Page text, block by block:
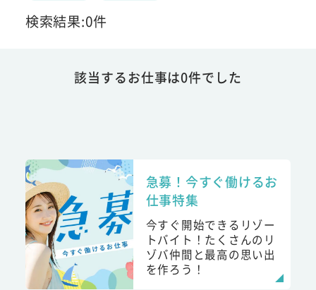
検索結果:0件
該当するお仕事は0件でした
急募！今すぐ働けるお
仕事特集
今すぐ開始できるリゾー
トバイト！たくさんのリ
ゾバ仲間と最高の思い出
を作ろう！